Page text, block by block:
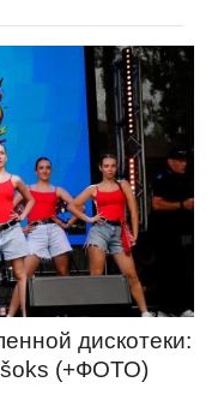
дискотеки:
(+ФОТО)